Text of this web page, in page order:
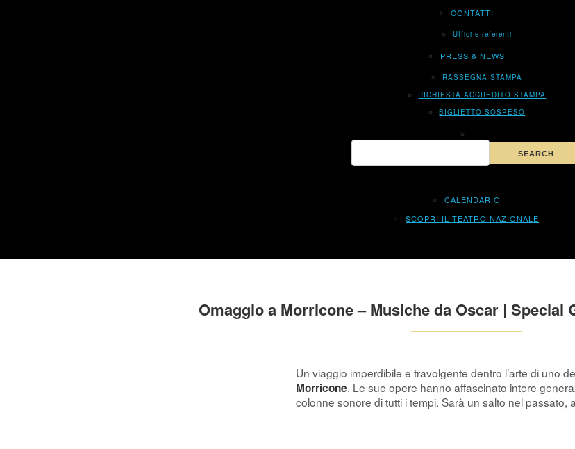
CONTATTI
Uffici e referenti
PRESS & NEWS
RASSEGNA STAMPA
RICHIESTA ACCREDITO STAMPA
BIGLIETTO SOSPESO
CALENDARIO
SCOPRI IL TEATRO NAZIONALE
Omaggio a Morricone – Musiche da Oscar | Special
Un viaggio imperdibile e travolgente dentro l’arte di uno
Morricone. Le sue opere hanno affascinato intere
colonne sonore di tutti i tempi. Sarà un salto nel